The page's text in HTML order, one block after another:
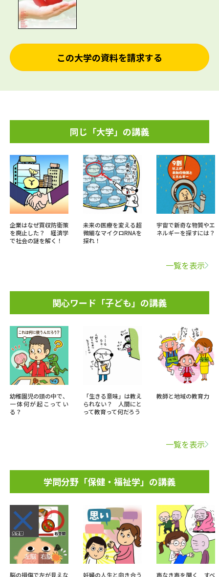
この大学の資料を請求する
同じ「大学」の講義
企業はなぜ買収防衛策
を廃止した？ 経済学
で社会の謎を解く！
未来の医療を変える超
微細なマイクロRNAを
探れ！
宇宙で新奇な物質やエ
ネルギーを探すには？
一覧を表示
関心ワード「子ども」の講義
幼稚園児の頭の中で、
一体何が起こってい
る？
「生きる意味」は教え
られない？ 人間にと
って教育って何だろう
教師と地域の教育力
一覧を表示
学問分野「保健・福祉学」の講義
脳の損傷で左が見えな
妊婦の人生と向き合う
声なき声を聞く すべ